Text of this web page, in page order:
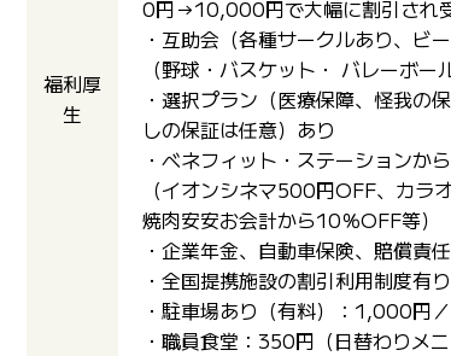
福利厚
生
0円→10,000円で大幅に割引され受
・互助会（各種サークルあり、ビ
（野球・バスケット・ バレーボー
・選択プラン（医療保障、怪我の
しの保証は任意）あり
・ベネフィット・ステーションか
（イオンシネマ500円OFF、カ
焼肉安安お会計から10％OFF等）
・企業年金、自動車保険、賠償責
・全国提携施設の割引利用制度有
・駐車場あり（有料）：1,000円
・職員食堂：350円（日替わりメ